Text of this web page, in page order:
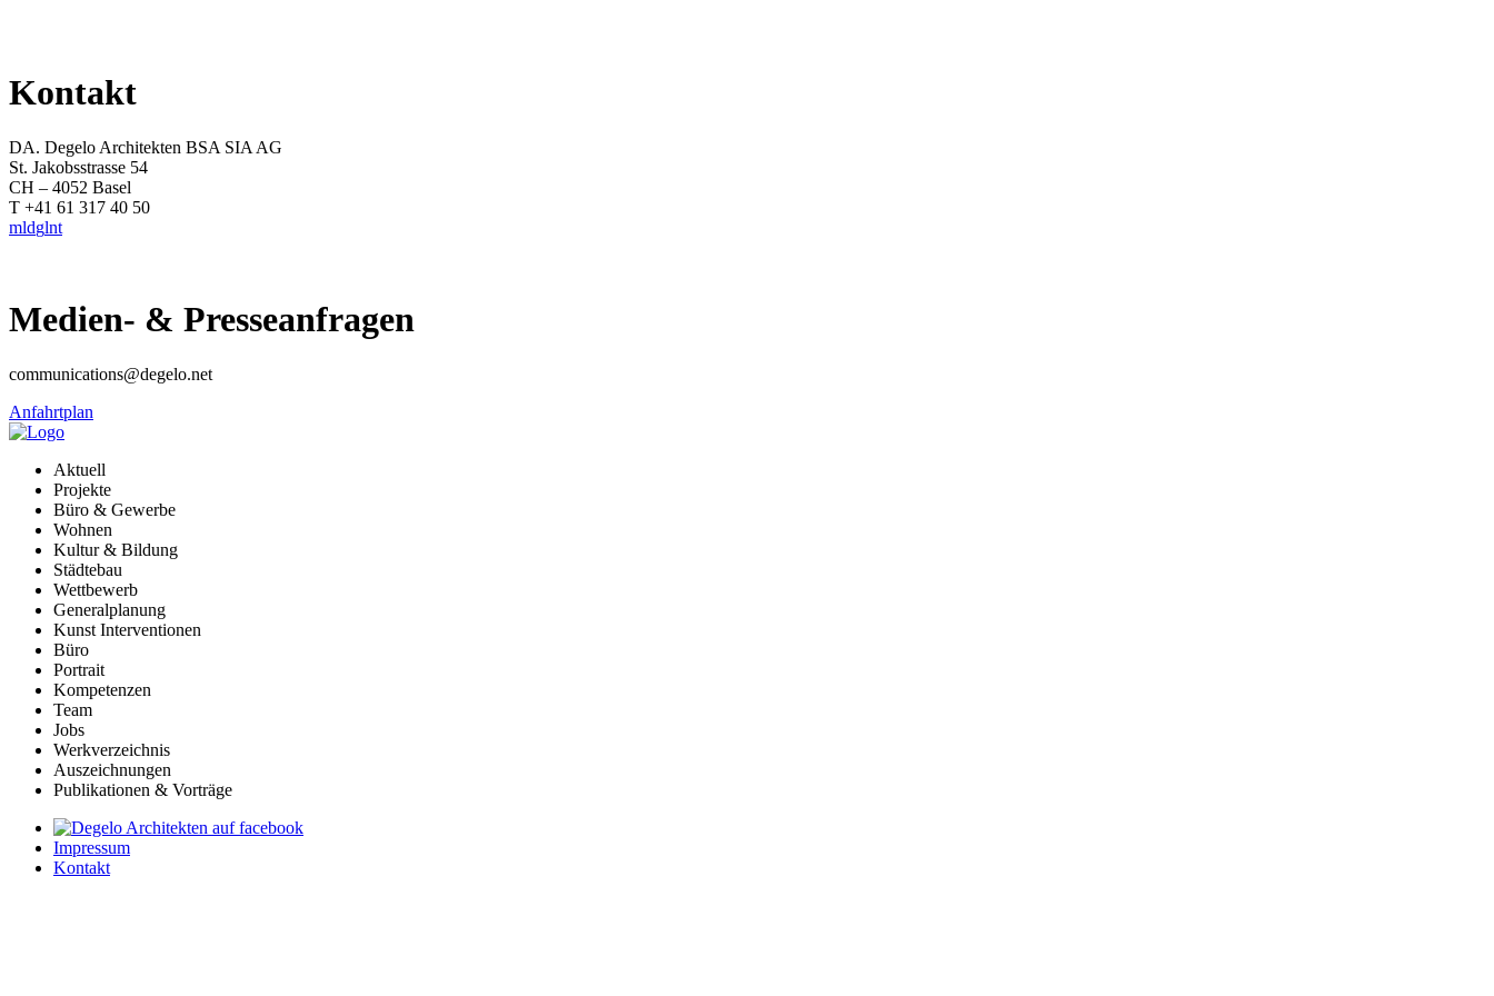
Kontakt
DA. Degelo Architekten BSA SIA AG
St. Jakobsstrasse 54
CH – 4052 Basel
T +41 61 317 40 50
mldglnt
Medien- & Presseanfragen
communications@degelo.net
Anfahrtplan
Aktuell
Projekte
Büro & Gewerbe
Wohnen
Kultur & Bildung
Städtebau
Wettbewerb
Generalplanung
Kunst Interventionen
Büro
Portrait
Kompetenzen
Team
Jobs
Werkverzeichnis
Auszeichnungen
Publikationen & Vorträge
Impressum
Kontakt